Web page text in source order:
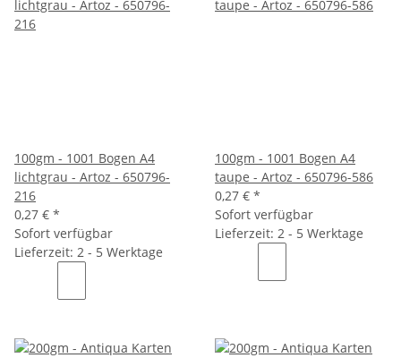
100gm - 1001 Bogen A4
lichtgrau - Artoz - 650796-
216
0,27 € *
Sofort verfügbar
Lieferzeit: 2 - 5 Werktage
100gm - 1001 Bogen A4
taupe - Artoz - 650796-586
0,27 € *
Sofort verfügbar
Lieferzeit: 2 - 5 Werktage